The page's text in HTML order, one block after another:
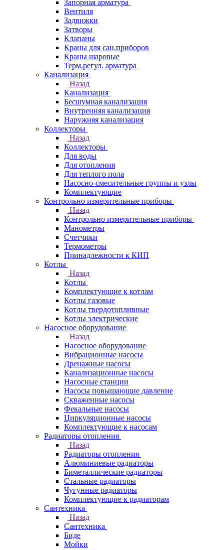
Запорная арматура
Вентиля
Задвижки
Затворы
Клапаны
Краны для сан.приборов
Краны шаровые
Терм.регул. арматура
Канализация
Назад
Канализация
Бесшумная канализация
Внутренняя канализация
Наружняя канализация
Коллекторы
Назад
Коллекторы
Для воды
Для отопления
Для теплого пола
Насосно-смесительные группы и узлы
Комплектующие
Контрольно измерительные приборы
Назад
Контрольно измерительные приборы
Манометры
Счетчики
Термометры
Принадлежности к КИП
Котлы
Назад
Котлы
Комплектующие к котлам
Котлы газовые
Котлы твердотопливные
Котлы электрические
Насосное оборудование
Назад
Насосное оборудование
Вибрационные насосы
Дренажные насосы
Канализационные насосы
Насосные станции
Насосы повышающие давление
Скваженные насосы
Фекальные насосы
Циркуляционные насосы
Комплектующие к насосам
Радиаторы отопления
Назад
Радиаторы отопления
Алюминиевые радиаторы
Биметаллические радиаторы
Стальные радиаторы
Чугунные радиаторы
Комплектующие к радиаторам
Сантехника
Назад
Сантехника
Биде
Мойки